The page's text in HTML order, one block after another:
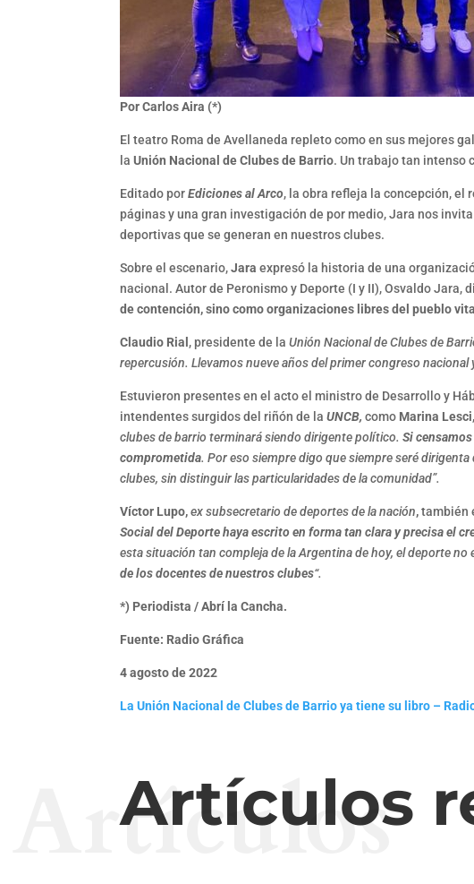
Por Carlos Aira (*)
El teatro Roma de Avellaneda repleto como en sus mejores
laUnión Nacional de Clubes de Barrio. Un trabajo tan intenso
Editado porEdiciones al Arco, la obra refleja la concepción, el
páginas y una gran investigación de por medio, Jara nos
deportivas que se generan en nuestros clubes.
Sobre el escenario,Jara expresó la historia de una
nacional. Autor de Peronismo y Deporte (I y II), Osvaldo
de contención, sino como organizaciones libres del pueblo
Claudio Rial , presidente de laUnión Nacional de Clubes de
repercusión. Llevamos nueve años del primer congreso
Estuvieron presentes en el acto el ministro de Desarrollo y
intendentes surgidos del riñón de laUNCB, como Marina Lesci
clubes de barrio terminará siendo dirigente político.Si
comprometida. Por eso siempre digo que siempre seré dirigenta
clubes, sin distinguir las particularidades de la comunidad”.
Víctor Lupo,ex subsecretario de deportes de la nación,también
Social del Deporte haya escrito en forma tan clara y precisa el
esta situación tan compleja de la Argentina de hoy, el deporte
de los docentes de nuestros clubes“.
*) Periodista / Abrí la Cancha.
Fuente: Radio Gráfica
4 agosto de 2022
La Unión Nacional de Clubes de Barrio ya tiene su libro –
Artículos
Artículos